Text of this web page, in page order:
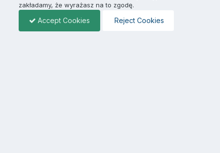
zakładamy, że wyrażasz na to zgodę.
Accept Cookies Reject Cookies